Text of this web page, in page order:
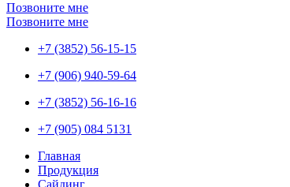
Позвоните мне
Позвоните мне
+7 (3852) 56-15-15
+7 (906) 940-59-64
+7 (3852) 56-16-16
+7 (905) 084 5131
Главная
Продукция
Сайдинг